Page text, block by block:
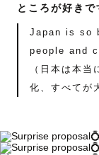
ところが好き
Japan is so
people and
（日本は本
化、すべてが